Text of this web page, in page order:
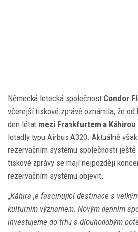
Německá letecká společnost Condor
včerejší tiskové zprávě oznámila, že od
den létat mezi Frankfurtem a Káhirou
letadly typu Airbus A320. Aktuálně
rezervačním systému společnosti ještě
tiskové zprávy se mají nejpozději
rezervačním systému objevit.
„Káhira je fascinující destinace s
kulturním významem. Novým denním
investujeme do trhu s dlouhodobým